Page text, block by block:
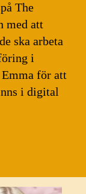
The
med att
ska arbeta
i
för att
i digital